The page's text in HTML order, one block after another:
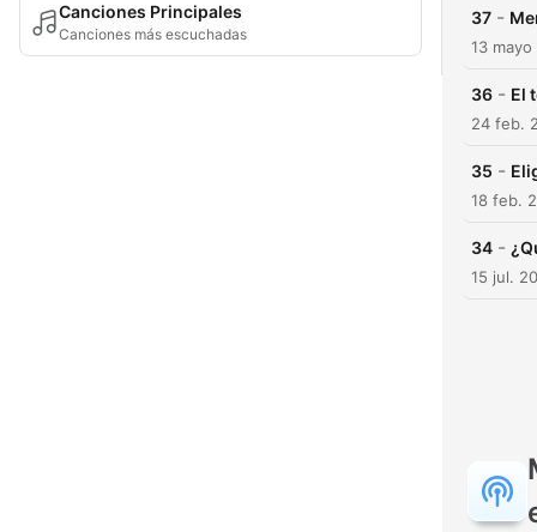
Canciones Principales
Canciones más escuchadas
37 -
13
36 - El
24 feb.
35 -
18 feb.
34 -
15 jul.